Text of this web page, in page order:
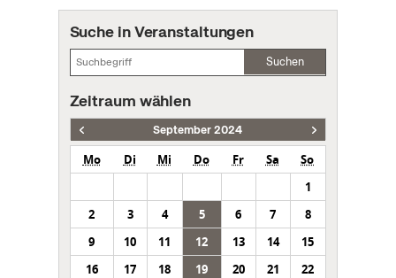
Suche in Veranstaltungen
Suchen
Zeitraum wählen
September 2024
Mo Di Mi Do Fr Sa
So
1
2
3 4 5 6 7
8
9
10 11 12 13 14
15
16
17 18 19 20 21
22